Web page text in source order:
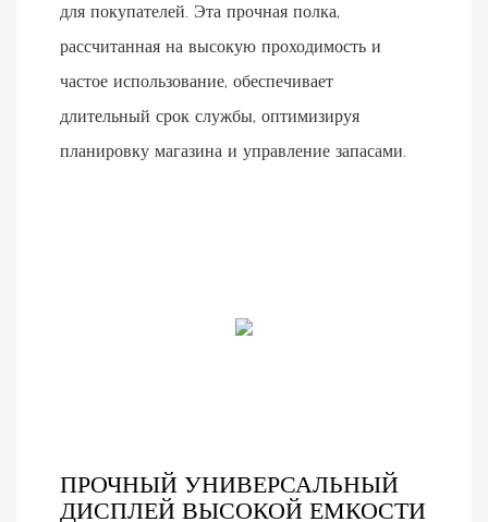
для покупателей. Эта прочная полка,
рассчитанная на высокую проходимость и
частое использование, обеспечивает
длительный срок службы, оптимизируя
планировку магазина и управление запасами.
ПРОЧНЫЙ УНИВЕРСАЛЬНЫЙ
ДИСПЛЕЙ ВЫСОКОЙ ЕМКОСТИ